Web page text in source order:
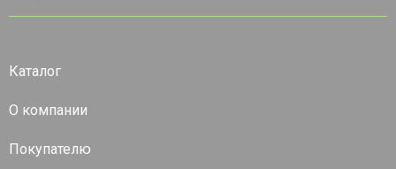
Каталог
О компании
Покупателю